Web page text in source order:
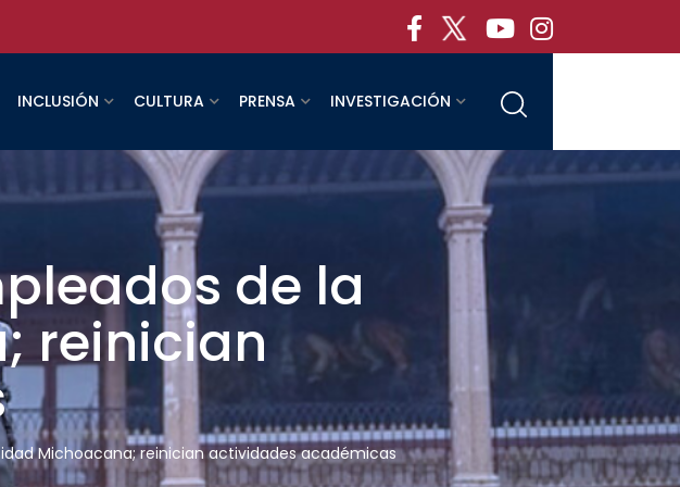
INCLUSIÓN CULTURA PRENSA INVESTIGACIÓN
de la
reinician
Michoacana; reinician actividades académicas